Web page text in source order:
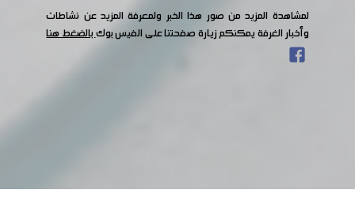
لمشاهدة المزيد من صور هذا الخبر ولمعرفة المزيد عن نشاطات
وأخبار الغرفة يمكنكم زيارة صفحتنا على الفيس بوكبالضغط هنا